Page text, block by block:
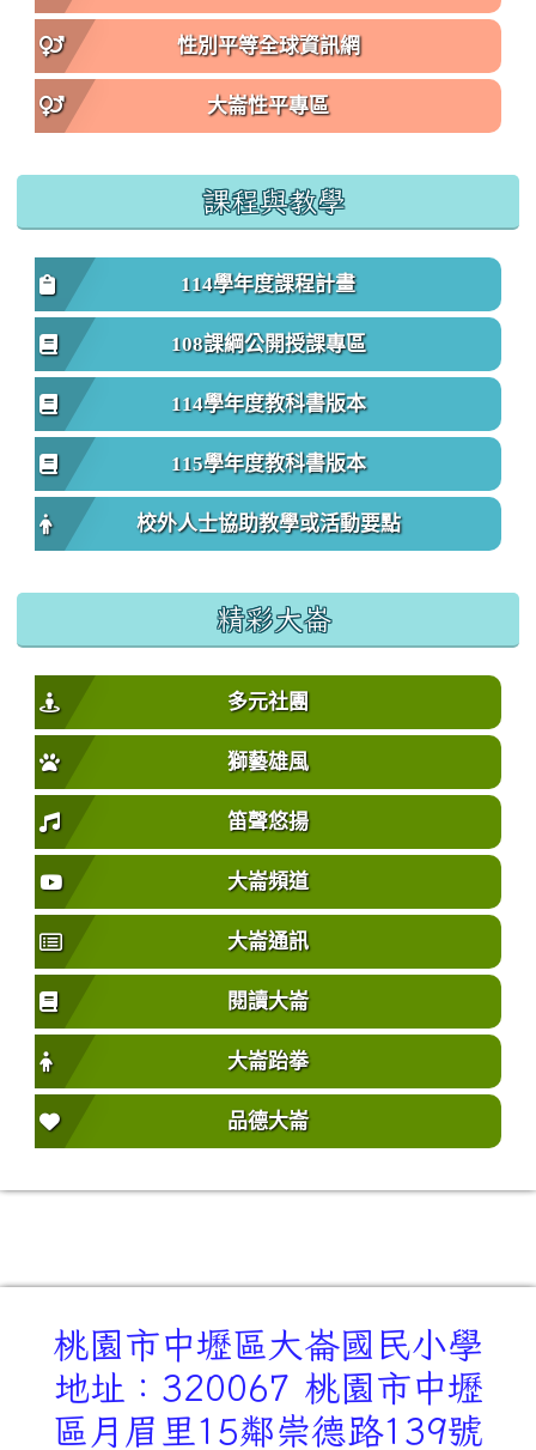
性別平等全球資訊網
大崙性平專區
課程與教學
114學年度課程計畫
108課綱公開授課專區
114學年度教科書版本
115學年度教科書版本
校外人士協助教學或活動要點
精彩大崙
多元社團
獅藝雄風
笛聲悠揚
大崙頻道
大崙通訊
閱讀大崙
大崙跆拳
品德大崙
桃園市中壢區大崙國民小學
地址：320067 桃園市中壢
區月眉里15鄰崇德路139號